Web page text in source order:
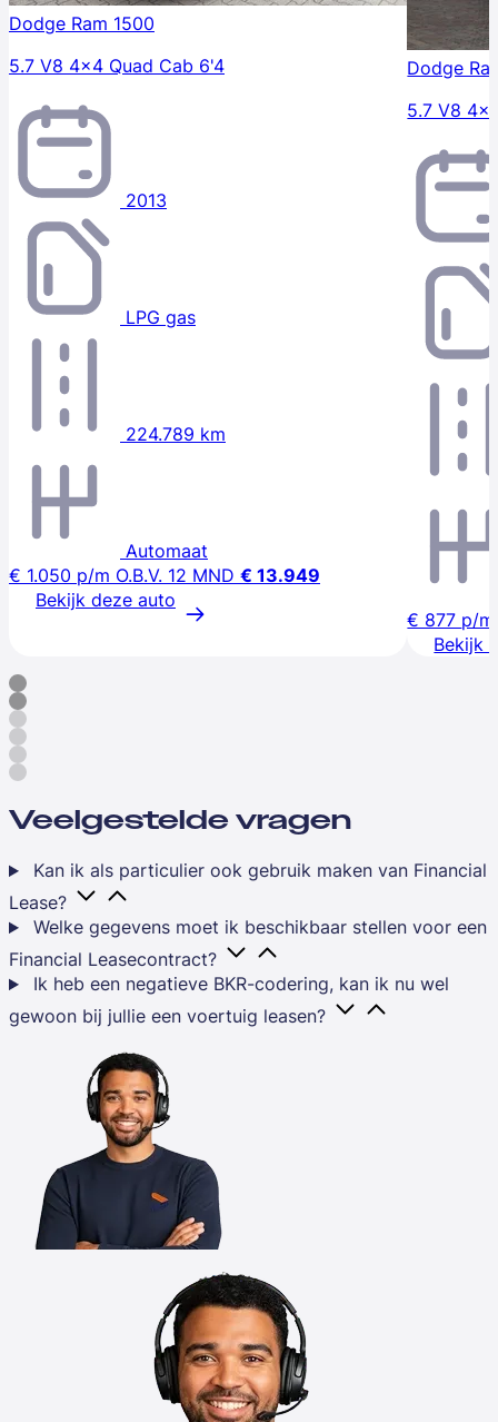
Dodge Ram 1500
5.7 V8 4x4 Quad Cab 6'4
2013
LPG gas
224.789 km
Automaat
€ 1.050 p/m O.B.V. 12 MND € 13.949
Bekijk deze auto
Dodge
5.7 V8
€ 877 p/m
Bekijk
Veelgestelde vragen
Kan ik als particulier ook gebruik maken van Financial
Lease?
Welke gegevens moet ik beschikbaar stellen voor een
Financial Leasecontract?
Ik heb een negatieve BKR-codering, kan ik nu wel
gewoon bij jullie een voertuig leasen?